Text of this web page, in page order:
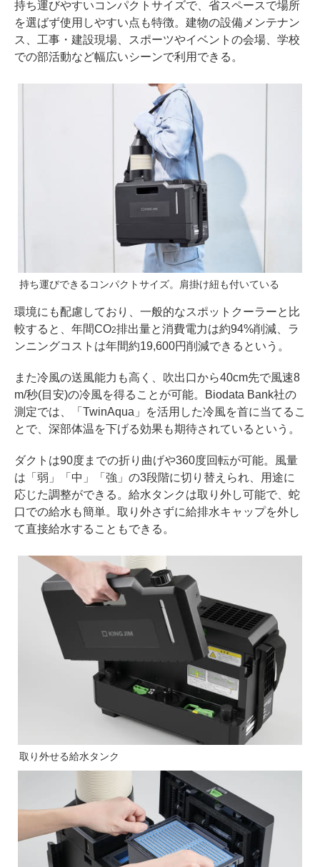
持ち運びやすいコンパクトサイズで、省スペースで場所
を選ばず使用しやすい点も特徴。建物の設備メンテナン
ス、工事・建設現場、スポーツやイベントの会場、学校
での部活動など幅広いシーンで利用できる。
持ち運びできるコンパクトサイズ。肩掛け紐も付いている
環境にも配慮しており、一般的なスポットクーラーと比
較すると、年間CO2排出量と消費電力は約94%削減、ラ
ンニングコストは年間約19,600円削減できるという。
また冷風の送風能力も高く、吹出口から40cm先で風速8
m/秒(目安)の冷風を得ることが可能。Biodata Bank社の
測定では、「TwinAqua」を活用した冷風を首に当てるこ
とで、深部体温を下げる効果も期待されているという。
ダクトは90度までの折り曲げや360度回転が可能。風量
は「弱」「中」「強」の3段階に切り替えられ、用途に
応じた調整ができる。給水タンクは取り外し可能で、蛇
口での給水も簡単。取り外さずに給排水キャップを外し
て直接給水することもできる。
取り外せる給水タンク